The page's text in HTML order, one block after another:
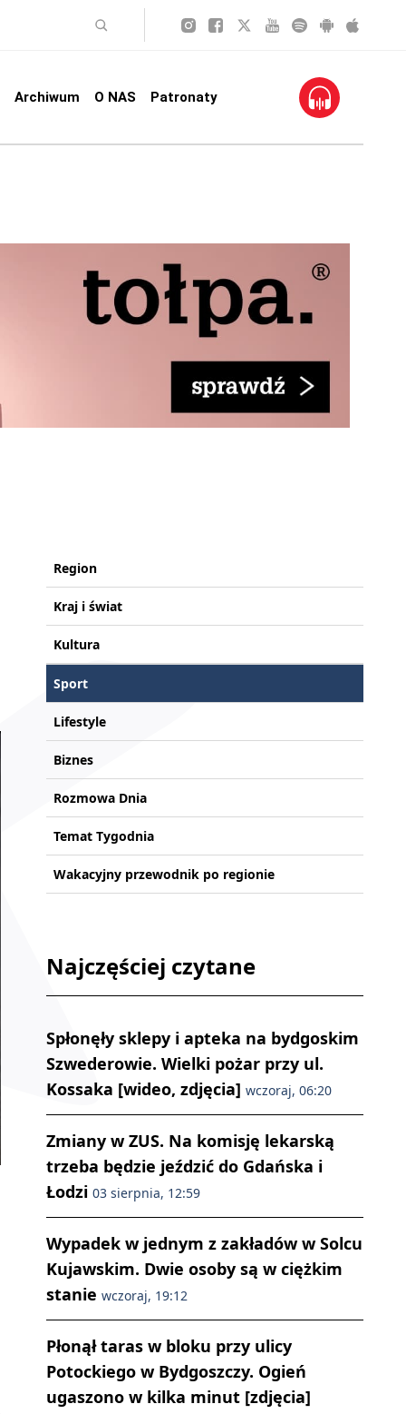
Archiwum O NAS Patronaty
Region
Kraj i świat
Kultura
Sport
Lifestyle
Biznes
Rozmowa Dnia
Temat Tygodnia
Wakacyjny przewodnik po regionie
Najczęściej czytane
Spłonęły sklepy i apteka na bydgoskim
Szwederowie. Wielki pożar przy ul.
Kossaka [wideo, zdjęcia] wczoraj, 06:20
Zmiany w ZUS. Na komisję lekarską
trzeba będzie jeździć do Gdańska i
Łodzi 03 sierpnia, 12:59
Wypadek w jednym z zakładów w Solcu
Kujawskim. Dwie osoby są w ciężkim
stanie wczoraj, 19:12
Płonął taras w bloku przy ulicy
Potockiego w Bydgoszczy. Ogień
ugaszono w kilka minut [zdjęcia]